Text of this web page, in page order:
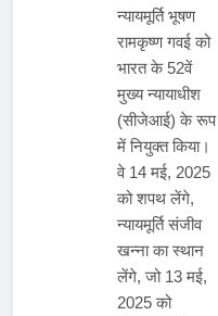
न्यायमूर्ति भूषण
रामकृष्ण गवई को
भारत के 52वें
मुख्य न्यायाधीश
(सीजेआई) के रूप
में नियुक्त किया।
वे 14 मई, 2025
को शपथ लेंगे,
न्यायमूर्ति संजीव
खन्ना का स्थान
लेंगे, जो 13 मई,
2025 को